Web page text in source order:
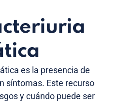
es la presencia de
síntomas. Este recurso
y cuándo puede ser